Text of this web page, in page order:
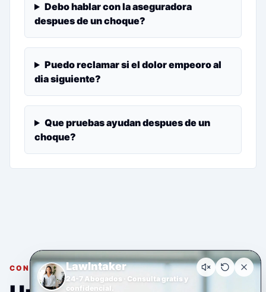
Debo hablar con la aseguradora
despues de un choque?
Puedo reclamar si el dolor empeoro al
dia siguiente?
Que pruebas ayudan despues de un
choque?
CONSULTA GRATUITA Y CONFIDENCIAL
LawIntaker
24-7 Abogados · Consulta gratis y
confidencial.